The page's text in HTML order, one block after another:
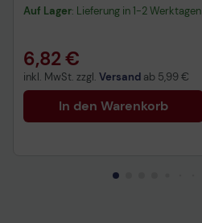
Auf Lager: Lieferung in 1-2 Werktagen
6,82 €
inkl. MwSt. zzgl. Versand ab 5,99 €
In den Warenkorb